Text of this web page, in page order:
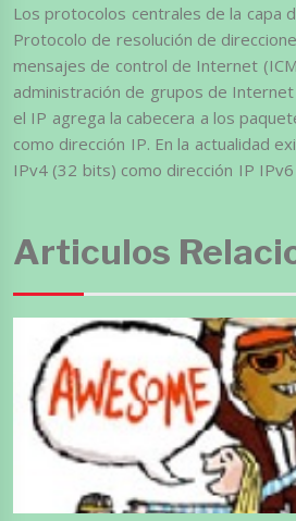
Los protocolos centrales de la capa
Protocolo de resolución de
mensajes de control de Internet
administración de grupos de Internet
el IP agrega la cabecera a los
como dirección IP. En la actualidad
IPv4 (32 bits) como dirección IP
Articulos